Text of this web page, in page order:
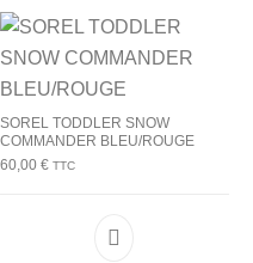
variations. Les options
SOREL TODDLER SNOW
COMMANDER BLEU/ROUGE
60,00 € TTC
Ce produit a